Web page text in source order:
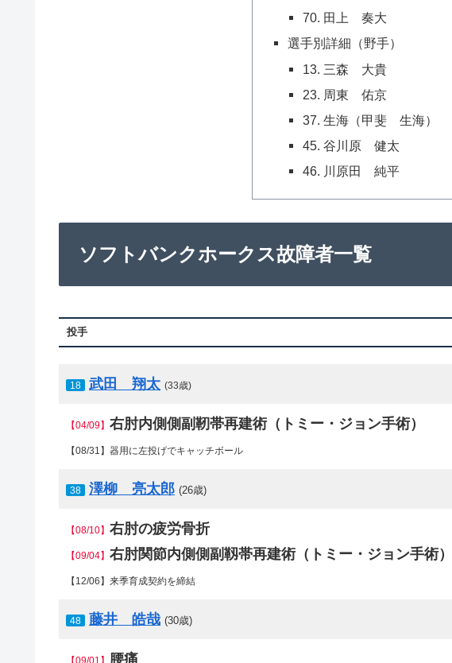
70. 田上 奏大
選手別詳細（野手）
13. 三森 大貴
23. 周東 佑京
37. 生海（甲斐 生海）
45. 谷川原 健太
46. 川原田 純平
ソフトバンクホークス故障者一覧
投手
18 武田 翔太 (33歳)
【04/09】 右肘内側側副靭帯再建術（トミー・ジョン手術）
【08/31】器用に左投げでキャッチボール
38 澤柳 亮太郎 (26歳)
【08/10】 右肘の疲労骨折
【09/04】 右肘関節内側側副靱帯再建術（トミー・ジョン手術）
【12/06】来季育成契約を締結
48 藤井 皓哉 (30歳)
【09/01】 腰痛